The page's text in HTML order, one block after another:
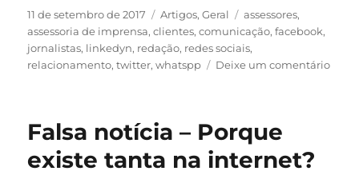
Publicado
em
11 de setembro de 2017 Categorias
Artigos,Geral Tags
assessores,
assessoria de imprensa,clientes,comunicação,facebook,
jornalistas, linkedyn, redação, redes sociais,
relacionamento,twitter,whatspp Deixe um comentárioem
Falsa notícia – Porque
existe tanta na internet?